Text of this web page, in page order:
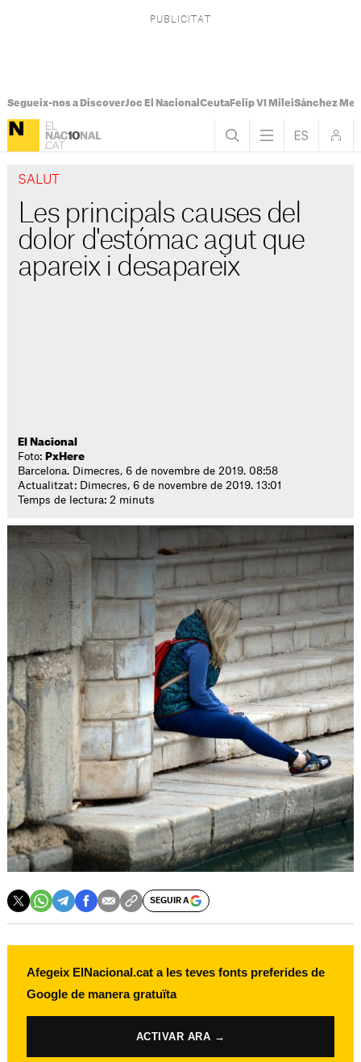
Segueix-nos a DiscoverJoc El Nacional CeutaFelip VI MileiSánchez
SALUT
Les principals causes del
dolor d'estómac agut que
apareix i desapareix
El Nacional
Foto: PxHere
Barcelona. Dimecres, 6 de novembre de 2019. 08:58
Actualitzat: Dimecres, 6 de novembre de 2019. 13:01
Temps de lectura: 2 minuts
SEGUIR A
Afegeix ElNacional.cat a les teves fonts preferides de
Google de manera gratuïta
ACTIVAR ARA →